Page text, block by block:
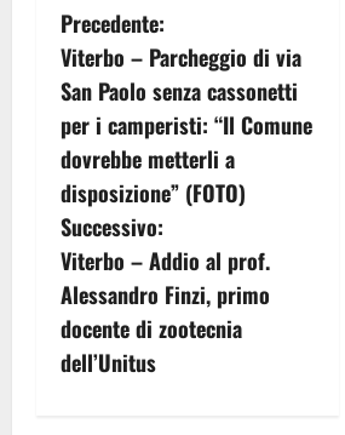
N
a
v
i
g
a
z
i
Precedente:
Viterbo – Parcheggio di via
San Paolo senza cassonetti
per i camperisti: “Il Comune
dovrebbe metterli a
disposizione” (FOTO)
Successivo:
Viterbo – Addio al prof.
Alessandro Finzi, primo
docente di zootecnia
dell’Unitus